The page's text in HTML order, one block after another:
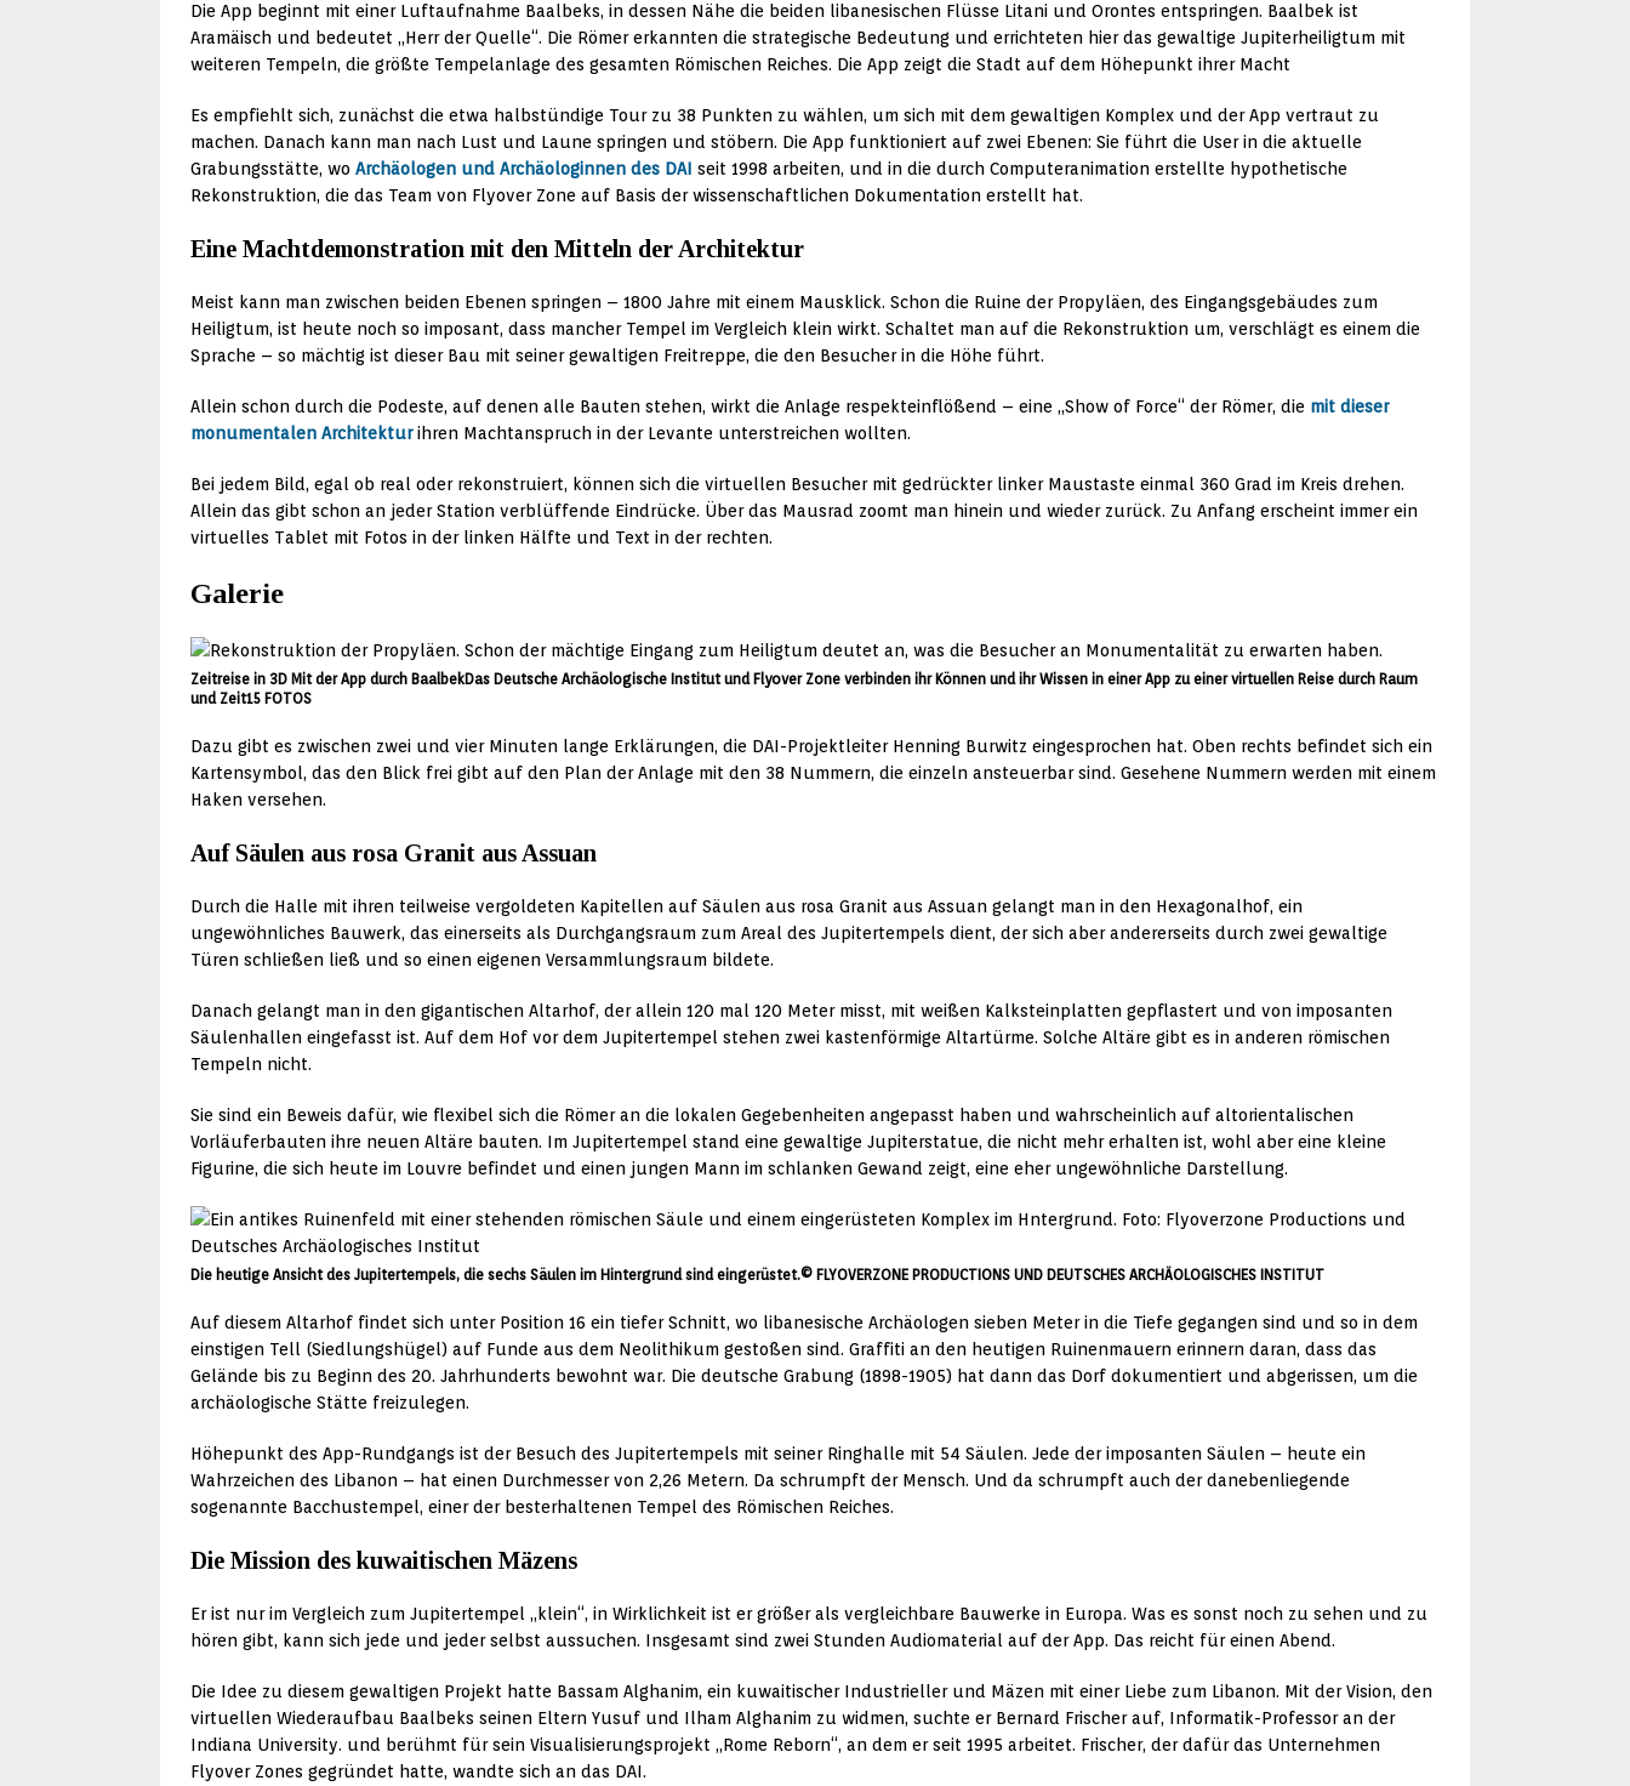
Die App beginnt mit einer Luftaufnahme Baalbeks, in dessen Nähe die beiden libanesischen Flüsse Litani und Orontes entspringen. Baalbek ist
Aramäisch und bedeutet „Herr der Quelle“. Die Römer erkannten die strategische Bedeutung und errichteten hier das gewaltige Jupiterheiligtum mit
weiteren Tempeln, die größte Tempelanlage des gesamten Römischen Reiches. Die App zeigt die Stadt auf dem Höhepunkt ihrer Macht
Es empfiehlt sich, zunächst die etwa halbstündige Tour zu 38 Punkten zu wählen, um sich mit dem gewaltigen Komplex und der App vertraut zu
machen. Danach kann man nach Lust und Laune springen und stöbern. Die App funktioniert auf zwei Ebenen: Sie führt die User in die aktuelle
Grabungsstätte, wo Archäologen und Archäologinnen des DAI seit 1998 arbeiten, und in die durch Computeranimation erstellte hypothetische
Rekonstruktion, die das Team von Flyover Zone auf Basis der wissenschaftlichen Dokumentation erstellt hat.
Eine Machtdemonstration mit den Mitteln der Architektur
Meist kann man zwischen beiden Ebenen springen – 1800 Jahre mit einem Mausklick. Schon die Ruine der Propyläen, des Eingangsgebäudes zum
Heiligtum, ist heute noch so imposant, dass mancher Tempel im Vergleich klein wirkt. Schaltet man auf die Rekonstruktion um, verschlägt es einem die
Sprache – so mächtig ist dieser Bau mit seiner gewaltigen Freitreppe, die den Besucher in die Höhe führt.
Allein schon durch die Podeste, auf denen alle Bauten stehen, wirkt die Anlage respekteinflößend – eine „Show of Force“ der Römer, die mit dieser
monumentalen Architekturihren Machtanspruch in der Levante unterstreichen wollten.
Bei jedem Bild, egal ob real oder rekonstruiert, können sich die virtuellen Besucher mit gedrückter linker Maustaste einmal 360 Grad im Kreis drehen.
Allein das gibt schon an jeder Station verblüffende Eindrücke. Über das Mausrad zoomt man hinein und wieder zurück. Zu Anfang erscheint immer ein
virtuelles Tablet mit Fotos in der linken Hälfte und Text in der rechten.
Galerie
Zeitreise in 3D Mit der App durch BaalbekDas Deutsche Archäologische Institut und Flyover Zone verbinden ihr Können und ihr Wissen in einer App zu einer virtuellen Reise durch Raum
und Zeit15 FOTOS
Dazu gibt es zwischen zwei und vier Minuten lange Erklärungen, die DAI-Projektleiter Henning Burwitz eingesprochen hat. Oben rechts befindet sich ein
Kartensymbol, das den Blick frei gibt auf den Plan der Anlage mit den 38 Nummern, die einzeln ansteuerbar sind. Gesehene Nummern werden mit einem
Haken versehen.
Auf Säulen aus rosa Granit aus Assuan
Durch die Halle mit ihren teilweise vergoldeten Kapitellen auf Säulen aus rosa Granit aus Assuan gelangt man in den Hexagonalhof, ein
ungewöhnliches Bauwerk, das einerseits als Durchgangsraum zum Areal des Jupitertempels dient, der sich aber andererseits durch zwei gewaltige
Türen schließen ließ und so einen eigenen Versammlungsraum bildete.
Danach gelangt man in den gigantischen Altarhof, der allein 120 mal 120 Meter misst, mit weißen Kalksteinplatten gepflastert und von imposanten
Säulenhallen eingefasst ist. Auf dem Hof vor dem Jupitertempel stehen zwei kastenförmige Altartürme. Solche Altäre gibt es in anderen römischen
Tempeln nicht.
Sie sind ein Beweis dafür, wie flexibel sich die Römer an die lokalen Gegebenheiten angepasst haben und wahrscheinlich auf altorientalischen
Vorläuferbauten ihre neuen Altäre bauten. Im Jupitertempel stand eine gewaltige Jupiterstatue, die nicht mehr erhalten ist, wohl aber eine kleine
Figurine, die sich heute im Louvre befindet und einen jungen Mann im schlanken Gewand zeigt, eine eher ungewöhnliche Darstellung.
Die heutige Ansicht des Jupitertempels, die sechs Säulen im Hintergrund sind eingerüstet.© FLYOVERZONE PRODUCTIONS UND DEUTSCHES ARCHÄOLOGISCHES INSTITUT
Auf diesem Altarhof findet sich unter Position 16 ein tiefer Schnitt, wo libanesische Archäologen sieben Meter in die Tiefe gegangen sind und so in dem
einstigen Tell (Siedlungshügel) auf Funde aus dem Neolithikum gestoßen sind. Graffiti an den heutigen Ruinenmauern erinnern daran, dass das
Gelände bis zu Beginn des 20. Jahrhunderts bewohnt war. Die deutsche Grabung (1898-1905) hat dann das Dorf dokumentiert und abgerissen, um die
archäologische Stätte freizulegen.
Höhepunkt des App-Rundgangs ist der Besuch des Jupitertempels mit seiner Ringhalle mit 54 Säulen. Jede der imposanten Säulen – heute ein
Wahrzeichen des Libanon – hat einen Durchmesser von 2,26 Metern. Da schrumpft der Mensch. Und da schrumpft auch der danebenliegende
sogenannte Bacchustempel, einer der besterhaltenen Tempel des Römischen Reiches.
Die Mission des kuwaitischen Mäzens
Er ist nur im Vergleich zum Jupitertempel „klein“, in Wirklichkeit ist er größer als vergleichbare Bauwerke in Europa. Was es sonst noch zu sehen und zu
hören gibt, kann sich jede und jeder selbst aussuchen. Insgesamt sind zwei Stunden Audiomaterial auf der App. Das reicht für einen Abend.
Die Idee zu diesem gewaltigen Projekt hatte Bassam Alghanim, ein kuwaitischer Industrieller und Mäzen mit einer Liebe zum Libanon. Mit der Vision, den
virtuellen Wiederaufbau Baalbeks seinen Eltern Yusuf und Ilham Alghanim zu widmen, suchte er Bernard Frischer auf, Informatik-Professor an der
Indiana University. und berühmt für sein Visualisierungsprojekt „Rome Reborn“, an dem er seit 1995 arbeitet. Frischer, der dafür das Unternehmen
Flyover Zones gegründet hatte, wandte sich an das DAI.